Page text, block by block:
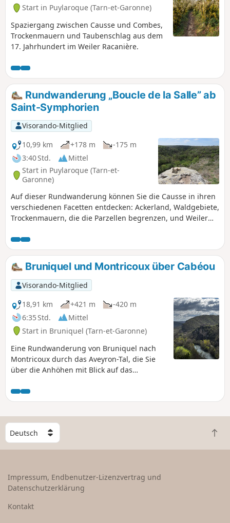
Start in Puylaroque (Tarn-et-Garonne)
Spaziergang zwischen Causse und Combes,
Trockenmauern und Taubenschlag aus dem
17. Jahrhundert im Weiler Racanière.
Rundwanderung „Boucle de la Salle” ab
Saint-Symphorien
Visorando-Mitglied
10,99 km
+178 m
-175 m
3:40 Std.
Mittel
Start in Puylaroque (Tarn-et-
Garonne)
Auf dieser Rundwanderung können Sie die Causse in ihren
verschiedenen Facetten entdecken: Ackerland, Waldgebiete,
Trockenmauern, die die Parzellen begrenzen, und Weiler
Bruniquel und Montricoux über Cabéou
Visorando-Mitglied
18,91 km
+421 m
-420 m
6:35 Std.
Mittel
Start in Bruniquel (Tarn-et-Garonne)
Eine Rundwanderung von Bruniquel nach
Montricoux durch das Aveyron-Tal, die Sie
über die Anhöhen mit Blick auf das
Wanderwege und eine schöne Aussicht auf
Bruniquel auf der gegenüberliegenden Seite
W
ä
h
e
n
Z
u
Impressum, Endbenutzer-Lizenzvertrag und
Datenschutzerklärung
Kontakt